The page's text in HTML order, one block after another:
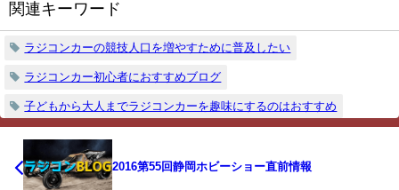
関連キーワード
ラジコンカーの競技人口を増やすために普及したい
ラジコンカー初心者におすすめブログ
子どもから大人までラジコンカーを趣味にするのはおすすめ
2016第55回静岡ホビーショー直前情報